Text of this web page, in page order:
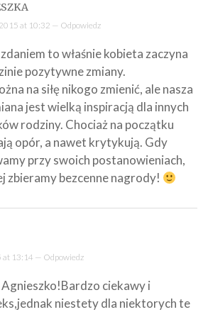
at 10:32 — Odpowiedz
to właśnie kobieta zaczyna
pozytywne zmiany.
na siłę nikogo zmienić, ale nasza
jest wielką inspiracją dla innych
rodziny. Chociaż na początku
opór, a nawet krytykują. Gdy
przy swoich postanowieniach,
zbieramy bezcenne nagrody!
at 13:14 — Odpowiedz
ciekawy i
niestety dla niektorych te